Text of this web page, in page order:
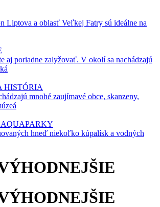
Liptova a oblasť Veľkej Fatry sú ideálne na
aj poriadne zalyžovať. V okolí sa nachádzajú
HISTÓRIA
mnohé zaujímavé obce, skanzeny,
hneď niekoľko kúpalísk a vodných